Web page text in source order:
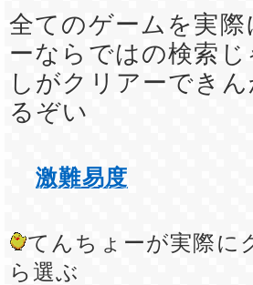
全てのゲームを実
ーならではの検索
しがクリアーでき
るぞい
激難易度
てんちょーが実際に
ら選ぶ